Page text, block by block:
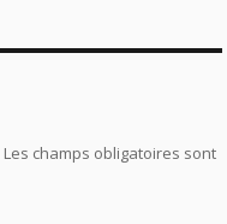
Les champs obligatoires sont